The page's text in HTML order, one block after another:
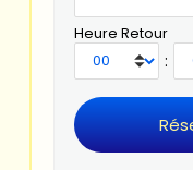
Heure Retour
: